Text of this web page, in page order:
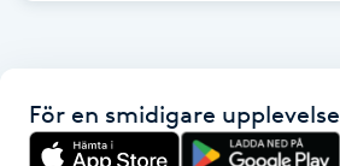
Frisör
För en smidigare upplevelse